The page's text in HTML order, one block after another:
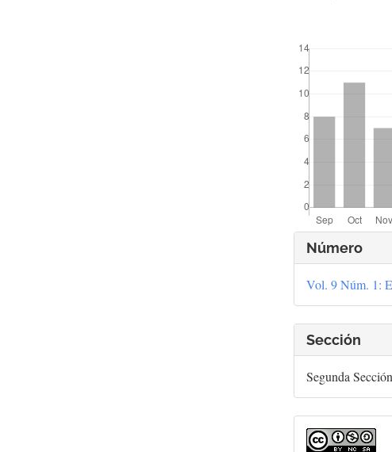
Detalles
del
Número
Vol. 9 Núm. 1:
Sección
Segunda